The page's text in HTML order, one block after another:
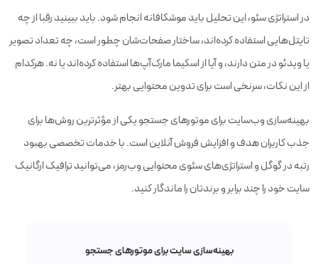
در استراتژی سئو، این تحلیل باید موشکافانه انجام شود. باید ببینید رقبا از چه
تایتل‌هایی استفاده کرده‌اند، ساختار صفحات‌شان چطور است، چه تعداد تصویر
یا ویدئو در متن دارند، و آیا از اسکیما مارک‌آپ‌ها استفاده کرده‌اند یا نه. هرکدام
از این نکات، سرنخی است برای تدوین محتوایی بهتر.
بهینه‌سازی وب‌سایت برای موتورهای جستجو یکی از مؤثرترین روش‌ها برای
جذب کاربران هدف و افزایش فروش آنلاین است. با خدمات تخصصی بهبود
رتبه در گوگل و استراتژی‌های سئوی محتوایی وب‌رمز، می‌توانید ترافیک ارگانیک
سایت خود را چند برابر و برندتان را ماندگار کنید.
بهینه‌سازی سایت برای موتورهای جستجو